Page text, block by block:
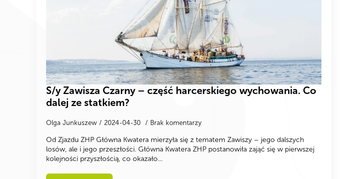
S/y Zawisza Czarny – część harcerskiego wychowania. Co
dalej ze statkiem?
Olga Junkuszew 2024-04-30 Brak komentarzy
Od Zjazdu ZHP Główna Kwatera mierzyła się z tematem Zawiszy – jego dalszych
losów, ale i jego przeszłości. Główna Kwatera ZHP postanowiła zająć się w pierwszej
kolejności przyszłością, co okazało…